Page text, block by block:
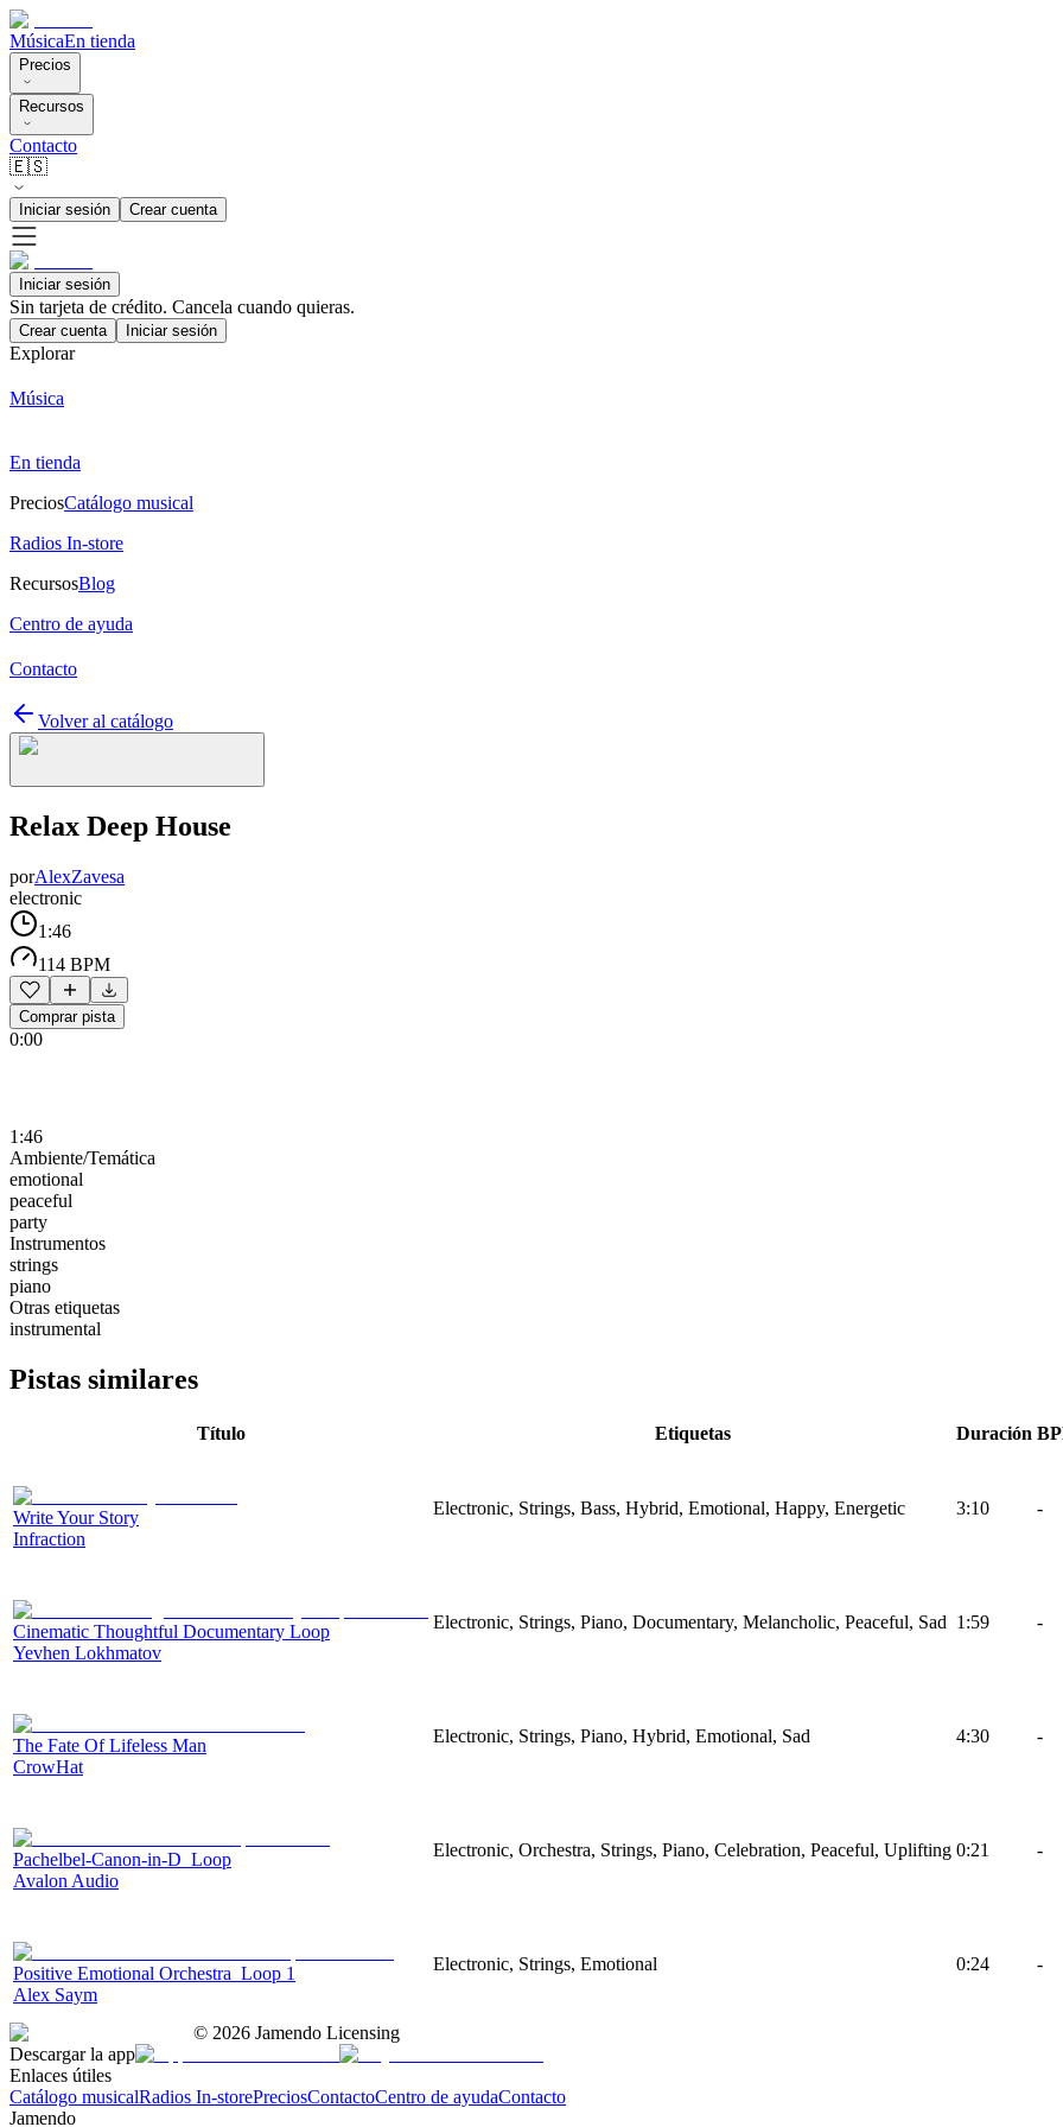
MúsicaEn tienda
Precios
Recursos
Contacto
🇪🇸
Iniciar sesión Crear cuenta
Iniciar sesión
Sin tarjeta de crédito. Cancela cuando quieras.
Crear cuenta Iniciar sesión
Explorar
Música
En tienda
PreciosCatálogo musical
Radios In-store
RecursosBlog
Centro de ayuda
Contacto
Volver al catálogo
Relax Deep House
porAlexZavesa
electronic
1:46
114 BPM
Comprar pista
0:00
1:46
Ambiente/Temática
emotional
peaceful
party
Instrumentos
strings
piano
Otras etiquetas
instrumental
Pistas similares
Título Etiquetas Duración
Write Your Story
Infraction
Electronic, Strings, Bass, Hybrid, Emotional, Happy, Energetic 3:10 -
Cinematic Thoughtful Documentary Loop
Yevhen Lokhmatov
Electronic, Strings, Piano, Documentary, Melancholic, Peaceful, Sad 1:59 -
The Fate Of Lifeless Man
CrowHat
Electronic, Strings, Piano, Hybrid, Emotional, Sad 4:30 -
Pachelbel-Canon-in-D_Loop
Avalon Audio
Electronic, Orchestra, Strings, Piano, Celebration, Peaceful, Uplifting 0:21 -
Positive Emotional Orchestra_Loop 1
Alex Saym
Electronic, Strings, Emotional 0:24 -
© 2026 Jamendo Licensing
Descargar la app
Enlaces útiles
Catálogo musicalRadios In-storePreciosContactoCentro de ayudaContacto
Jamendo